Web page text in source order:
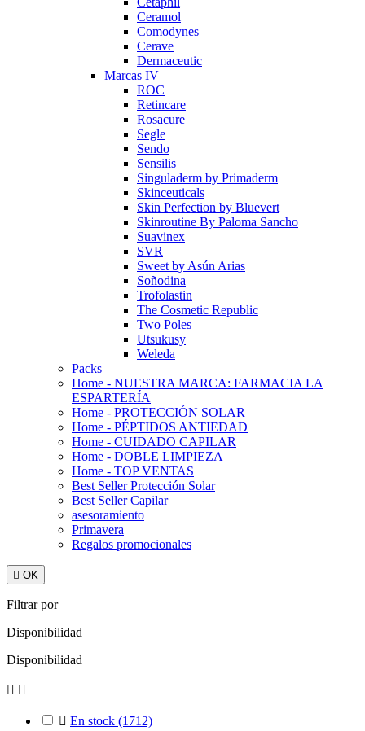
Ceramol
Comodynes
Cerave
Dermaceutic
Marcas IV
ROC
Retincare
Rosacure
Segle
Sendo
Sensilis
Singuladerm by Primaderm
Skinceuticals
Skin Perfection by Bluevert
Skinroutine By Paloma Sancho
Suavinex
SVR
Sweet by Asún Arias
Soñodina
Trofolastin
The Cosmetic Republic
Two Poles
Utsukusy
Weleda
Packs
Home - NUESTRA MARCA: FARMACIA LA
ESPARTERÍA
Home - PROTECCIÓN SOLAR
Home - PÉPTIDOS ANTIEDAD
Home - CUIDADO CAPILAR
Home - DOBLE LIMPIEZA
Home - TOP VENTAS
Best Seller Protección Solar
Best Seller Capilar
asesoramiento
Primavera
Regalos promocionales
 OK
Filtrar por
Disponibilidad
Disponibilidad
 
 En stock (1712)